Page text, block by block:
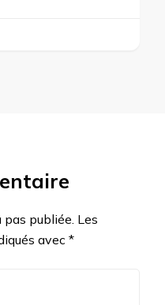
pas publiée. Les
avec *